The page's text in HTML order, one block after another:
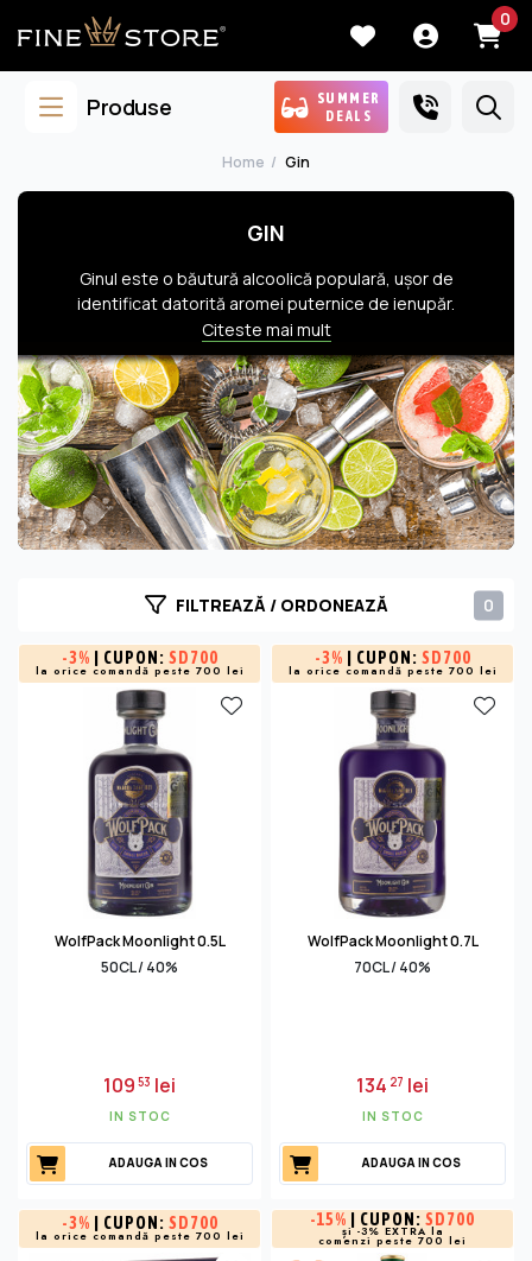
0
Produse
SUMMER
DEALS
Home Gin
GIN
Ginul este o băutură alcoolică populară, uşor de
identificat datorită aromei puternice de ienupăr.
Băutura este originară din Olanda, însă a cunoscut
popularitatea pe teritoriul britanic, fiind asociată în
prezent cu Anglia. Ginul nu se consumă simplu, fiind
folosit mai ales pentru a oferi aromă şi complexitate
cocktailurilor. Cea mai cunoscută combinaţie este Gin
Tonic, o reţetă de succes care a fost descoperită în
perioada Victoriană. Soldaţii englezi aflaţi în India au
creat apă tonică prin combinarea chininei cu apă
carbogazoasă. Pentru ca gustul să fie mai plăcut au
adăugat un strop de gin, creând astfel una dintre cele
este una dintre cele mai populare băuturi tari.
Citeste mai mult
FILTREAZĂ / ORDONEAZĂ 0
-3% | CUPON: SD700
la orice comandă peste 700 lei
WolfPack Moonlight 0.5L
50CL / 40%
10953 lei
IN STOC
ADAUGA IN COS
-3% | CUPON: SD700
la orice comandă peste 700 lei
WolfPack Moonlight 0.7L
70CL / 40%
134 27 lei
IN STOC
ADAUGA IN COS
-3% | CUPON: SD700
la orice comandă peste 700 lei
-15% | CUPON: SD700
și -3% EXTRA la
comenzi peste 700 lei